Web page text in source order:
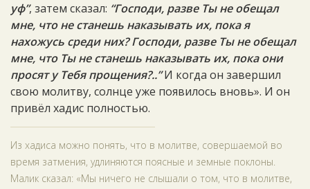
уф”, затем сказал: “Господи, разве Ты не обещал
мне, что не станешь наказывать их, пока я
нахожусь среди них? Господи, разве Ты не обещал
мне, что Ты не станешь наказывать их, пока они
просят у Тебя прощения?..”И когда он завершил
свою молитву, солнце уже появилось вновь». И он
привёл хадис полностью.
Из хадиса можно понять, что в молитве, совершаемой во
время затмения, удлиняются поясные и земные поклоны.
Малик сказал: «Мы ничего не слышали о том, что в молитве,